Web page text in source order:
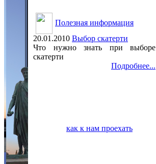
Полезная информация
20.01.2010 Выбор скатерти
Что нужно знать при выборе
скатерти
Подробнее...
как к нам проехать